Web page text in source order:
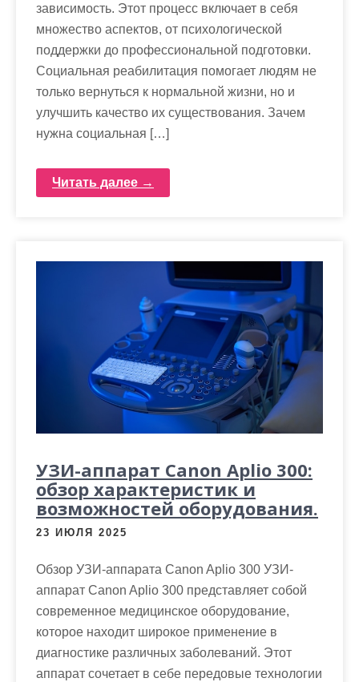
зависимость. Этот процесс включает в себя
множество аспектов, от психологической
поддержки до профессиональной подготовки.
Социальная реабилитация помогает людям не
только вернуться к нормальной жизни, но и
улучшить качество их существования. Зачем
нужна социальная […]
Читать далее →
УЗИ-аппарат Canon Aplio 300:
обзор характеристик и
возможностей оборудования.
23 ИЮЛЯ 2025
Обзор УЗИ-аппарата Canon Aplio 300 УЗИ-
аппарат Canon Aplio 300 представляет собой
современное медицинское оборудование,
которое находит широкое применение в
диагностике различных заболеваний. Этот
аппарат сочетает в себе передовые технологии